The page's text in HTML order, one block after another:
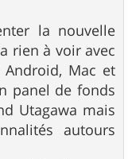
la nouvelle
rien à voir avec
Android, Mac et
panel de fonds
Utagawa mais
autours